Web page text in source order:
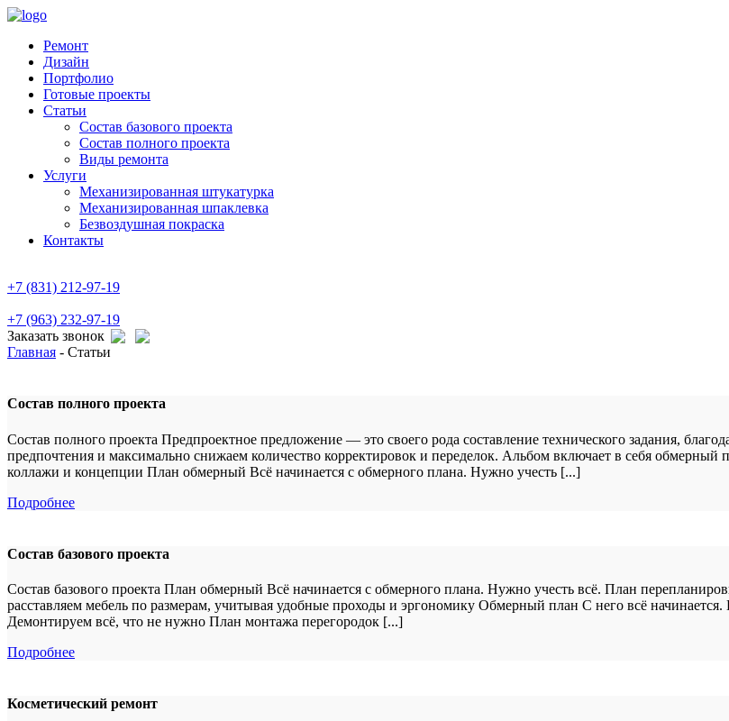
Ремонт
Дизайн
Портфолио
Готовые проекты
Статьи
Состав базового проекта
Состав полного проекта
Виды ремонта
Услуги
Механизированная штукатурка
Механизированная шпаклевка
Безвоздушная покраска
Контакты
+7 (831) 212-97-19
+7 (963) 232-97-19
Заказать звонок
Главная - Статьи
Состав полного проекта
Состав полного проекта Предпроектное предложение — это своего рода составление технического задания,
предпочтения и максимально снижаем количество корректировок и переделок. Альбом включает в себя
коллажи и концепции План обмерный Всё начинается с обмерного плана. Нужно учесть [...]
Подробнее
Состав базового проекта
Состав базового проекта План обмерный Всё начинается с обмерного плана. Нужно учесть всё. План
расставляем мебель по размерам, учитывая удобные проходы и эргономику Обмерный план С него всё
Демонтируем всё, что не нужно План монтажа перегородок [...]
Подробнее
Косметический ремонт